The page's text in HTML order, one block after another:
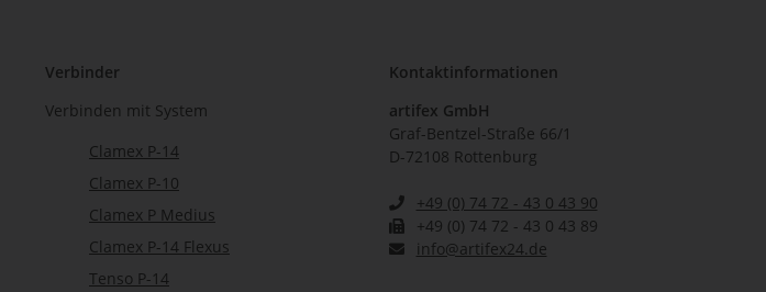
Verbinder
Verbinden mit System
Clamex P-14
Clamex P-10
Clamex P Medius
Clamex P-14 Flexus
Tenso P-14
Kontaktinformationen
artifex GmbH
Graf-Bentzel-Straße 66/1
D-72108 Rottenburg
+49 (0) 74 72 - 43 0 43 90
+49 (0) 74 72 - 43 0 43 89
info@artifex24.de